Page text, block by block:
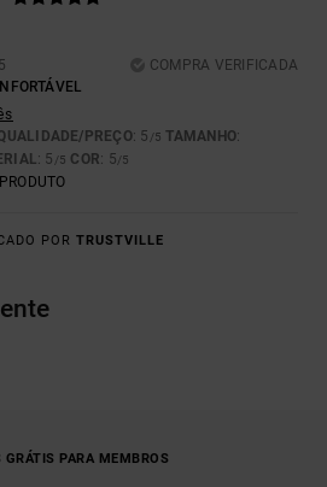
COMPRA VERIFICADA
PREÇO: 5 /5 TAMANHO:
: 5 /5 COR: 5/5
POR TRUSTVILLE
GRÁTIS PARA MEMBROS